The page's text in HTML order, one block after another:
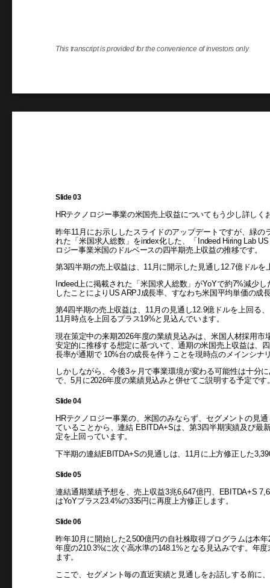
This transcript is provided for the convenience of investors only
Slide 03
HRテクノロジー事業の米国売上収益についてもう少し詳しく
昨年11月にお示ししたスライドのアップデートですが、緑の
れた「米国求人総数」をindex化した、「Indeed Hiring Lab
ロジー事業米国のドルベースの四半期売上収益の推移です。
第3四半期の売上収益は、11月に開示した見通し12.7億ドル
Indeed上に掲載された「米国求人総数」がYoYで約7%減少
したことによりUS ARPJ成長率、すなわち米国平均単価の成
第4四半期の売上収益は、11月の見通し12.9億ドルを上回る
11月時点を上回るプラス19%と見込んでいます。
現在策定中の来期2026年度の業績見込みは、米国人材採用
安定的に推移する想定に基づいて、通期の米国売上収益は、
長率が通期で 10%台の成長を伴うことを現時点のメインシナ
しかしながら、今後3ヶ月で事業環境が変わる可能性は十分
で、5月に2026年度の業績見込みと併せてご説明する予定です
Slide 04
HRテクノロジー事業の、米国のみならず、セグメントの見
ていることから、連結 EBITDA+Sは、第3四半期実績及び最
定を上回っています。
下半期の連結EBITDA+Sの見通しは、11月に上方修正した
Slide 05
連結通期業績予想を、売上収益3兆6,647億円、EBITDA+S
はYoYプラス23.4%の335円に再度上方修正します。
Slide 06
昨年10月に開始した2,500億円の自社株取得プログラムは本
年度の210.3%に次ぐ高水準の148.1%となる見込みです。年
ます。
ここで、セグメント毎の直近実績と見通しをお話しする前に、